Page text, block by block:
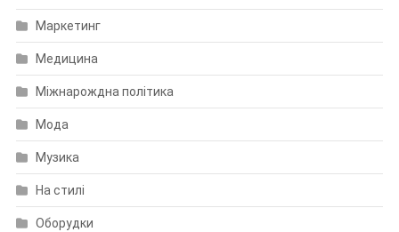
Маркетинг
Медицина
Міжнарождна політика
Мода
Музика
На стилі
Оборудки